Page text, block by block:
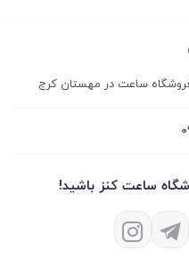
ساعت در مهستان کرج
ساعت کنز باشید!